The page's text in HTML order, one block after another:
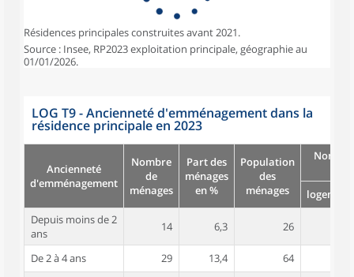
Résidences principales construites avant 2021.
Source : Insee, RP2023 exploitation principale, géographie au
01/01/2026.
LOG T9 - Ancienneté d'emménagement dans la
résidence principale en 2023
Ancienneté
d'emménagement
Nombre
de
ménages
Part des
ménages
en %
Population
des
ménages
logement
Depuis moins de 2
ans
14 6,3 26
De 2 à 4 ans 29 13,4 64